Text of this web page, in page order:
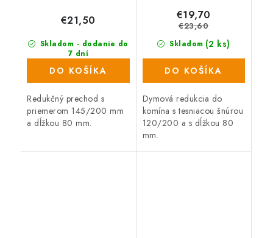
Skladom - dodanie do
7 dní
(15 ks)
€21,50
DO KOŠÍKA
Redukčný prechod s
priemerom 145/200 mm
a dĺžkou 80 mm.
Skladom (2 ks)
€19,70
€23,60
DO KOŠÍKA
Dymová redukcia do
komína s tesniacou šnúrou
120/200 a s dĺžkou 80
mm.